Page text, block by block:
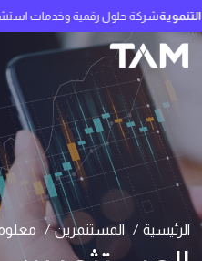
شركة حلول رقمية وخدمات استشارية
الرئيسية المستثمرين